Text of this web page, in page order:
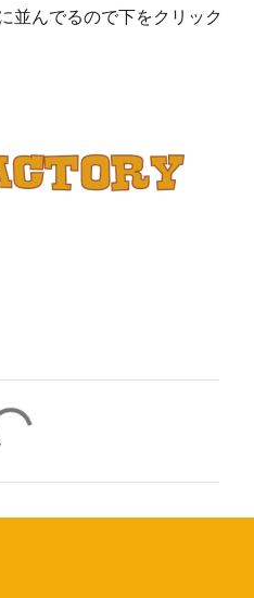
並んでるので下をクリック